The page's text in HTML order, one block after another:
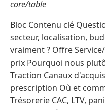
core/table
Bloc Contenu clé
secteur, localisation,
vraiment ? Offre
prix Pourquoi nous
Traction Canaux
prescription Où et
Trésorerie CAC, LTV,